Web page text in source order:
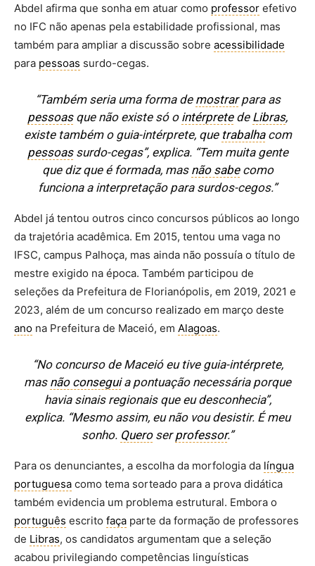
Abdel afirma que sonha em atuar como professor efetivo
no IFC não apenas pela estabilidade profissional, mas
também para ampliar a discussão sobre acessibilidade
para pessoas surdo-cegas.
“Também seria uma forma de mostrarpara as
pessoasque não existe só o intérpretede Libras,
existe também o guia-intérprete, que trabalhacom
pessoassurdo-cegas”, explica. “Tem muita gente
que diz que é formada, mas não sabecomo
funciona a interpretação para surdos-cegos.”
Abdel já tentou outros cinco concursos públicos ao longo
da trajetória acadêmica. Em 2015, tentou uma vaga no
IFSC, campus Palhoça, mas ainda não possuía o título de
mestre exigido na época. Também participou de
seleções da Prefeitura de Florianópolis, em 2019, 2021 e
2023, além de um concurso realizado em março deste
ano na Prefeitura de Maceió, em Alagoas.
“No concurso de Maceió eu tive guia-intérprete,
mas não conseguia pontuação necessária porque
havia sinais regionais que eu desconhecia”,
explica. “Mesmo assim, eu não vou desistir. É meu
sonho. Queroserprofessor.”
Para os denunciantes, a escolha da morfologia da língua
portuguesa como tema sorteado para a prova didática
também evidencia um problema estrutural. Embora o
português escrito faça parte da formação de professores
de Libras, os candidatos argumentam que a seleção
acabou privilegiando competências linguísticas